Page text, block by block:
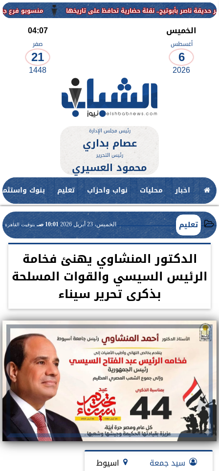
منسوبو فرع جامعة
الخميس
أغسطس
6
2026
04:07
صفر
21
1448
رئيس مجلس الإدارة
عصام بداري
رئيس التحرير
محمود العسيري
اخبار محليات نواب واحزاب تعليم بنوك
تعليم الخميس، 23 أبريل 2026 10:01 صـ بتوقيت القاهرة
الدكتور المنشاوي يهنئ فخامة
الرئيس السيسي والقوات المسلحة
بذكرى تحرير سيناء
سيد جمعة اسيوط